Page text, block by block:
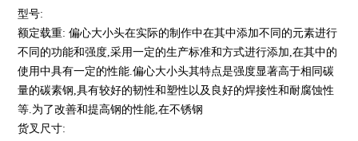
型号:
额定载重: 偏心大小头在实际的制作中在其中添加不同的元素进行
不同的功能和强度,采用一定的生产标准和方式进行添加,在其中的
使用中具有一定的性能.偏心大小头其特点是强度显著高于相同碳
量的碳素钢,具有较好的韧性和塑性以及良好的焊接性和耐腐蚀性
等.为了改善和提高钢的性能,在不锈钢
货叉尺寸: